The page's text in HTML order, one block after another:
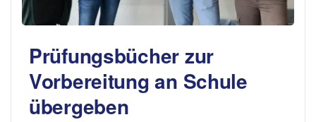
Prüfungsbücher zur
Vorbereitung an Schule
übergeben